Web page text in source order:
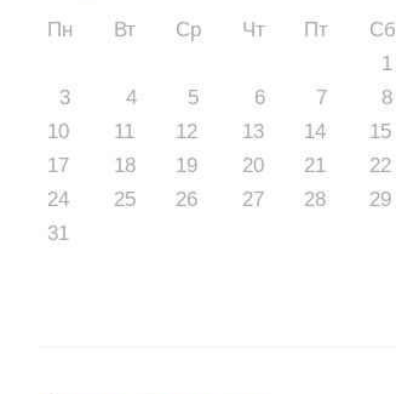
Пн Вт Ср Чт Пт Сб
1
3
4 5 6 7 8
10
11 12 13 14 15
17
18 19 20 21 22
24
25 26 27 28 29
31